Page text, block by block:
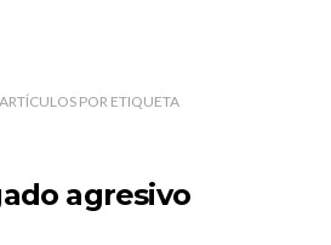
ARTÍCULOS PORETIQUETA
agresivo